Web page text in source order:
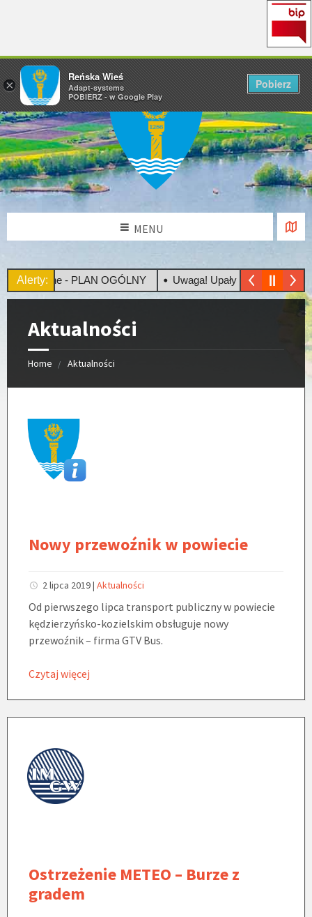
×
Reńska Wieś
Adapt-systems
POBIERZ - w Google Play
Pobierz
MENU
Alerty:- PLAN OGÓLNY Uwaga! Upały
Aktualności
Home Aktualności
Nowy przewoźnik w powiecie
2 lipca 2019| Aktualności
Od pierwszego lipca transport publiczny w powiecie
kędzierzyńsko-kozielskim obsługuje nowy
przewoźnik – firma GTV Bus.
Czytaj więcej
Ostrzeżenie METEO – Burze z
gradem